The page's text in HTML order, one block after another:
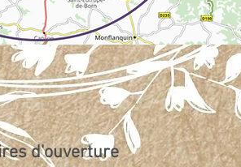
d'ouverture